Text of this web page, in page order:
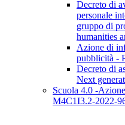
Decreto di
personale
gruppo di
humanities
Azione di
pubblicità -
Decreto di
Next
Scuola 4.0 -
M4C1I3.2-2022-